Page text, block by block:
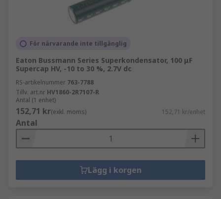
För närvarande inte tillgänglig
Eaton Bussmann Series Superkondensator, 100 μF
Supercap HV, -10 to 30 %, 2.7V dc
RS-artikelnummer 763-7788
Tillv. art.nr HV1860-2R7107-R
Antal (1 enhet)
152,71 kr(exkl. moms) 152,71 kr/enhet
Antal
Lägg i korgen